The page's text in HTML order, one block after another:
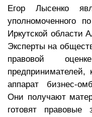
Егор Лысенко
уполномоченного
Иркутской области
Эксперты на
правовой
предпринимателей,
аппарат бизнес-
Они получают
готовят правовые